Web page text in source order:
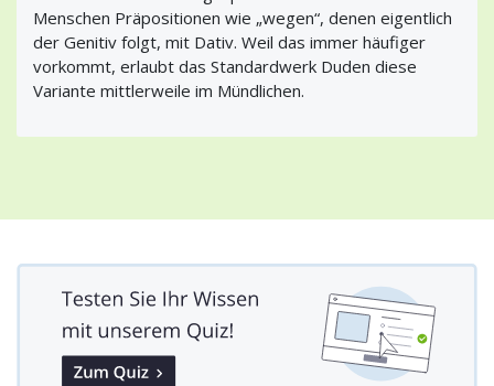
Menschen Präpositionen wie „wegen“, denen eigentlich
der Genitiv folgt, mit Dativ. Weil das immer häufiger
vorkommt, erlaubt das Standardwerk Duden diese
Variante mittlerweile im Mündlichen.